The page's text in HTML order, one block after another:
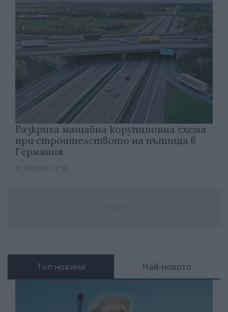
Разкриха мащабна корупционна схема
при строителството на пътища в
Германия
07.08.2026 / 12:30
Топ новини Най-новото